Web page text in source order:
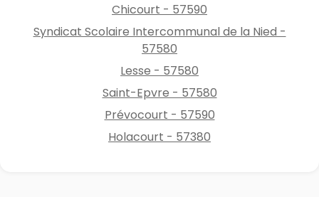
Chicourt - 57590
Syndicat Scolaire Intercommunal de la Nied -
57580
Lesse - 57580
Saint-Epvre - 57580
Prévocourt - 57590
Holacourt - 57380